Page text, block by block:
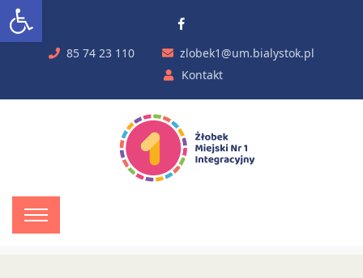
85 74 23 110
zlobek1@um.bialystok.pl
Kontakt